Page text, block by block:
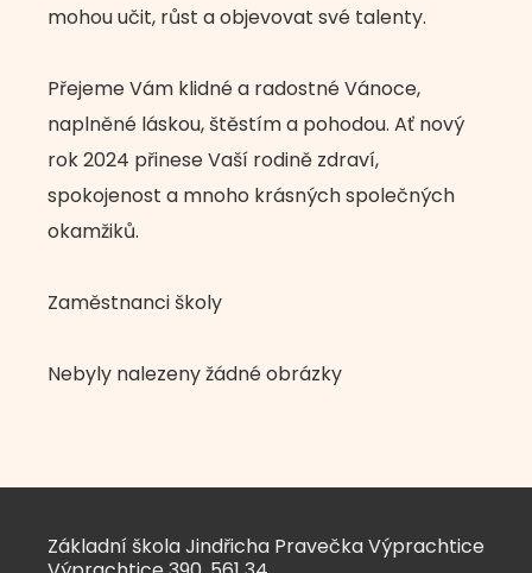
mohou učit, růst a objevovat své talenty.
Přejeme Vám klidné a radostné Vánoce,
naplněné láskou, štěstím a pohodou. Ať nový
rok 2024 přinese Vaší rodině zdraví,
spokojenost a mnoho krásných společných
okamžiků.
Zaměstnanci školy
Nebyly nalezeny žádné obrázky
Základní škola Jindřicha Pravečka Výprachtice